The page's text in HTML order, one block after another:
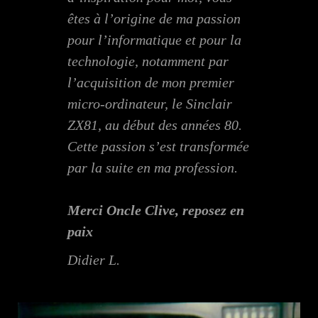
êtes à l’origine de ma passion
pour l’informatique et pour la
technologie, notamment par
l’acquisition de mon premier
micro-ordinateur, le Sinclair
ZX81, au début des années 80.
Cette passion s’est transformée
par la suite en ma profession.
Merci Oncle Clive, reposez en
paix
Didier L.